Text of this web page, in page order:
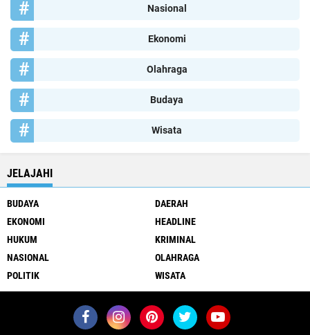
Nasional
Ekonomi
Olahraga
Budaya
Wisata
JELAJAHI
BUDAYA
DAERAH
EKONOMI
HEADLINE
HUKUM
KRIMINAL
NASIONAL
OLAHRAGA
POLITIK
WISATA